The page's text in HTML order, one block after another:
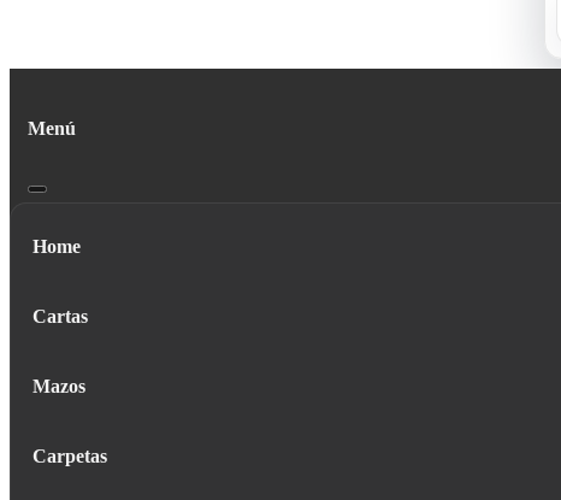
Menú
Home
Cartas
Mazos
Carpetas